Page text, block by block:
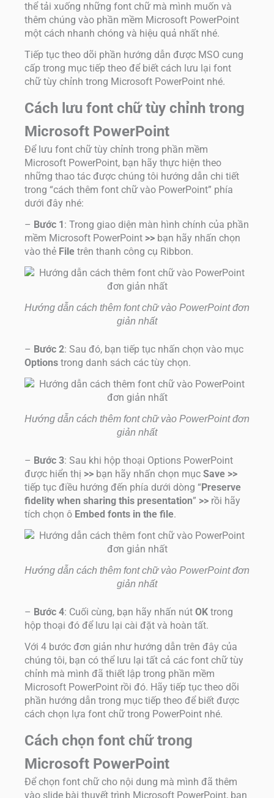
thể tải xuống những font chữ mà mình muốn và
thêm chúng vào phần mềm Microsoft PowerPoint
một cách nhanh chóng và hiệu quả nhất nhé.
Tiếp tục theo dõi phần hướng dẫn được MSO cung
cấp trong mục tiếp theo để biết cách lưu lại font
chữ tùy chỉnh trong Microsoft PowerPoint nhé.
Cách lưu font chữ tùy chỉnh trong
Microsoft PowerPoint
Để lưu font chữ tùy chỉnh trong phần mềm
Microsoft PowerPoint, bạn hãy thực hiện theo
những thao tác được chúng tôi hướng dẫn chi tiết
trong “cách thêm font chữ vào PowerPoint” phía
dưới đây nhé:
– Bước 1 : Trong giao diện màn hình chính của phần
mềm Microsoft PowerPoint >> bạn hãy nhấn chọn
vào thẻ File trên thanh công cụ Ribbon.
Hướng dẫn cách thêm font chữ vào PowerPoint đơn
giản nhất
– Bước 2: Sau đó, bạn tiếp tục nhấn chọn vào mục
Options trong danh sách các tùy chọn.
Hướng dẫn cách thêm font chữ vào PowerPoint đơn
giản nhất
– Bước 3: Sau khi hộp thoại Options PowerPoint
được hiển thị >> bạn hãy nhấn chọn mục Save >>
tiếp tục điều hướng đến phía dưới dòng “Preserve
fidelity when sharing this presentation” >> rồi hãy
tích chọn ô Embed fonts in the file.
Hướng dẫn cách thêm font chữ vào PowerPoint đơn
giản nhất
– Bước 4: Cuối cùng, bạn hãy nhấn nút OK trong
hộp thoại đó để lưu lại cài đặt và hoàn tất.
Với 4 bước đơn giản như hướng dẫn trên đây của
chúng tôi, bạn có thể lưu lại tất cả các font chữ tùy
chỉnh mà mình đã thiết lập trong phần mềm
Microsoft PowerPoint rồi đó. Hãy tiếp tục theo dõi
phần hướng dẫn trong mục tiếp theo để biết được
cách chọn lựa font chữ trong PowerPoint nhé.
Cách chọn font chữ trong
Microsoft PowerPoint
Để chọn font chữ cho nội dung mà mình đã thêm
vào slide bài thuyết trình Microsoft PowerPoint, bạn